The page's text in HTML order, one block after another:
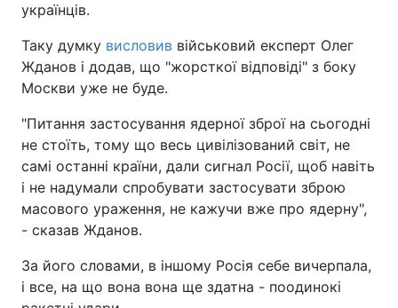
українців.
Таку думку висловив військовий експерт Олег
Жданов і додав, що "жорсткої відповіді" з боку
Москви уже не буде.
"Питання застосування ядерної зброї на сьогодні
не стоїть, тому що весь цивілізований світ, не
самі останні країни, дали сигнал Росії, щоб навіть
і не надумали спробувати застосувати зброю
масового ураження, не кажучи вже про ядерну",
- сказав Жданов.
За його словами, в іншому Росія себе вичерпала,
і все, на що вона вона ще здатна - поодинокі